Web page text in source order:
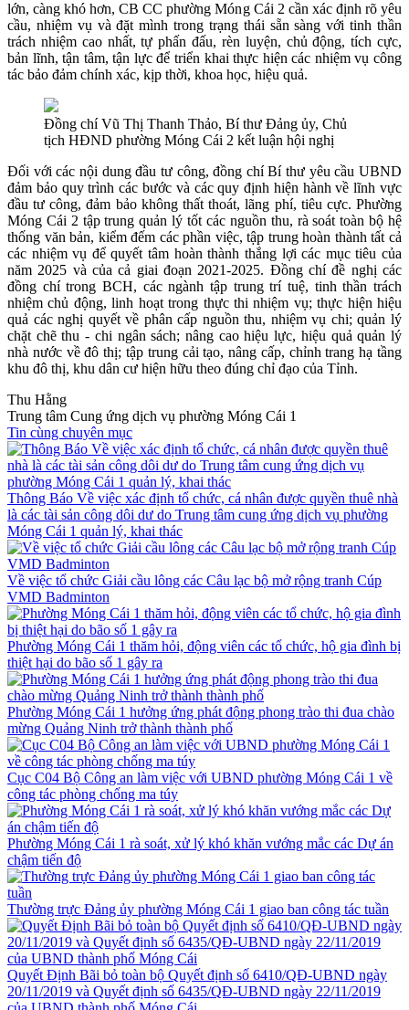
lớn, càng khó hơn, CB CC phường Móng Cái 2 cần xác định rõ yêu
cầu, nhiệm vụ và đặt mình trong trạng thái sẵn sàng với tinh thần
trách nhiệm cao nhất, tự phấn đấu, rèn luyện, chủ động, tích cực,
bản lĩnh, tận tâm, tận lực để triển khai thực hiện các nhiệm vụ công
tác bảo đảm chính xác, kịp thời, khoa học, hiệu quả.
Đồng chí Vũ Thị Thanh Thảo, Bí thư Đảng ủy, Chủ
tịch HĐND phường Móng Cái 2 kết luận hội nghị
Đối với các nội dung đầu tư công, đồng chí Bí thư yêu cầu UBND
đảm bảo quy trình các bước và các quy định hiện hành về lĩnh vực
đầu tư công, đảm bảo không thất thoát, lãng phí, tiêu cực. Phường
Móng Cái 2 tập trung quản lý tốt các nguồn thu, rà soát toàn bộ hệ
thống văn bản, kiểm đếm các phần việc, tập trung hoàn thành tất cả
các nhiệm vụ để quyết tâm hoàn thành thắng lợi các mục tiêu của
năm 2025 và của cả giai đoạn 2021-2025. Đồng chí đề nghị các
đồng chí trong BCH, các ngành tập trung trí tuệ, tinh thần trách
nhiệm chủ động, linh hoạt trong thực thi nhiệm vụ; thực hiện hiệu
quả các nghị quyết về phân cấp nguồn thu, nhiệm vụ chi; quản lý
chặt chẽ thu - chi ngân sách; nâng cao hiệu lực, hiệu quả quản lý
nhà nước về đô thị; tập trung cải tạo, nâng cấp, chỉnh trang hạ tầng
khu đô thị, khu dân cư hiện hữu theo đúng chỉ đạo của Tỉnh.
Thu Hằng
Trung tâm Cung ứng dịch vụ phường Móng Cái 1
Tin cùng chuyên mục
Thông Báo Về việc xác định tổ chức, cá nhân được quyền thuê nhà
là các tài sản công dôi dư do Trung tâm cung ứng dịch vụ phường
Móng Cái 1 quản lý, khai thác
Về việc tổ chức Giải cầu lông các Câu lạc bộ mở rộng tranh Cúp
VMD Badminton
Phường Móng Cái 1 thăm hỏi, động viên các tổ chức, hộ gia đình bị
thiệt hại do bão số 1 gây ra
Phường Móng Cái 1 hưởng ứng phát động phong trào thi đua chào
mừng Quảng Ninh trở thành thành phố
Cục C04 Bộ Công an làm việc với UBND phường Móng Cái 1 về
công tác phòng chống ma túy
Phường Móng Cái 1 rà soát, xử lý khó khăn vướng mắc các Dự án
chậm tiến độ
Thường trực Đảng ủy phường Móng Cái 1 giao ban công tác tuần
Quyết Định Bãi bỏ toàn bộ Quyết định số 6410/QĐ-UBND ngày
20/11/2019 và Quyết định số 6435/QĐ-UBND ngày 22/11/2019